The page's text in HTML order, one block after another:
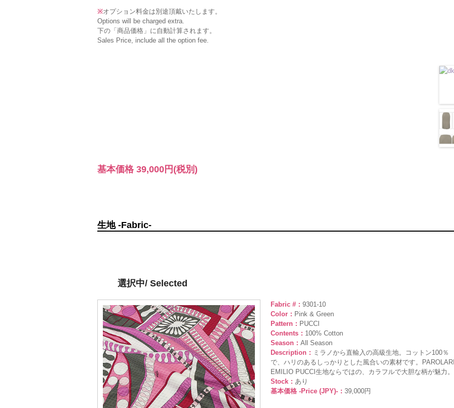
※オプション料金は別途頂戴いたします。
Options will be charged extra.
下の「商品価格」に自動計算されます。
Sales Price, include all the option fee.
基本価格 39,000円 (税別)
生地 -Fabric-
選択中/ Selected
Fabric #： 9301-10
Color： Pink & Green
Pattern： PUCCI
Contents： 100% Cotton
Season： All Season
Description： ミラノから直輸入の高級生地。コットン100％
で、ハリのあるしっかりとした風合いの素材です。
EMILIO PUCCI生地ならではの、カラフルで大胆な柄が魅力。
Stock： あり
基本価格 -Price (JPY)-： 39,000円